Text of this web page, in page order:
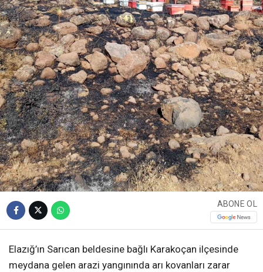
ABONE OL
Elazığ’ın Sarıcan beldesine bağlı Karakoçan ilçesinde
meydana gelen arazi yangınında arı kovanları zarar